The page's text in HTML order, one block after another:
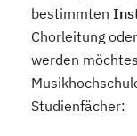
bestimmten
Chorleitung
werden
Studienfächer: